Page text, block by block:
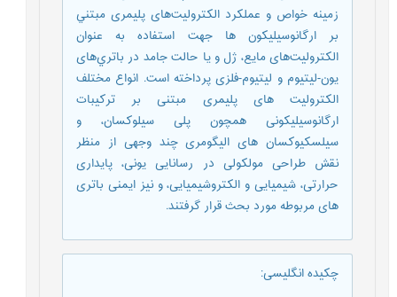
زمینه خواص و عملکرد الکتروليت‌های پليمری مبتني
بر ارگانوسيليکون ها جهت استفاده به عنوان
الکتروليت‌های مايع، ژل و یا حالت جامد در باتري‌های
يون-ليتيوم و ليتيوم-فلزی پرداخته است. انواع مختلف
الکترولیت های پليمری مبتنی بر ترکيبات
ارگانوسيليکونی همچون پلی سيلوکسان، و
سيلسکيوکسان های اليگومری چند وجهی از منظر
نقش طراحی مولکولی در رسانايی يونی، پايداری
حرارتی، شيميايی و الکتروشيميايی، و نیز ايمنی باتری
های مربوطه مورد بحث قرار گرفتند.
چکیده انگلیسی: